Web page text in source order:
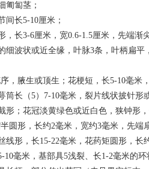
匍匐茎；
间长5-10厘米；
，长3-6厘米，宽0.6-1.5厘米，先端渐
细波状或近全缘，叶脉3条，叶柄扁平
，腋生或顶生；花梗短，长5-10毫米
筒长（5）7-10毫米，裂片线状披针形
形；花冠淡黄绿色或近白色，狭钟形
圆形，长约2毫米，宽约3毫米，先端
线形，长15-22毫米，花药矩圆形，长
10毫米，基部具5浅裂、长1-2毫米的环